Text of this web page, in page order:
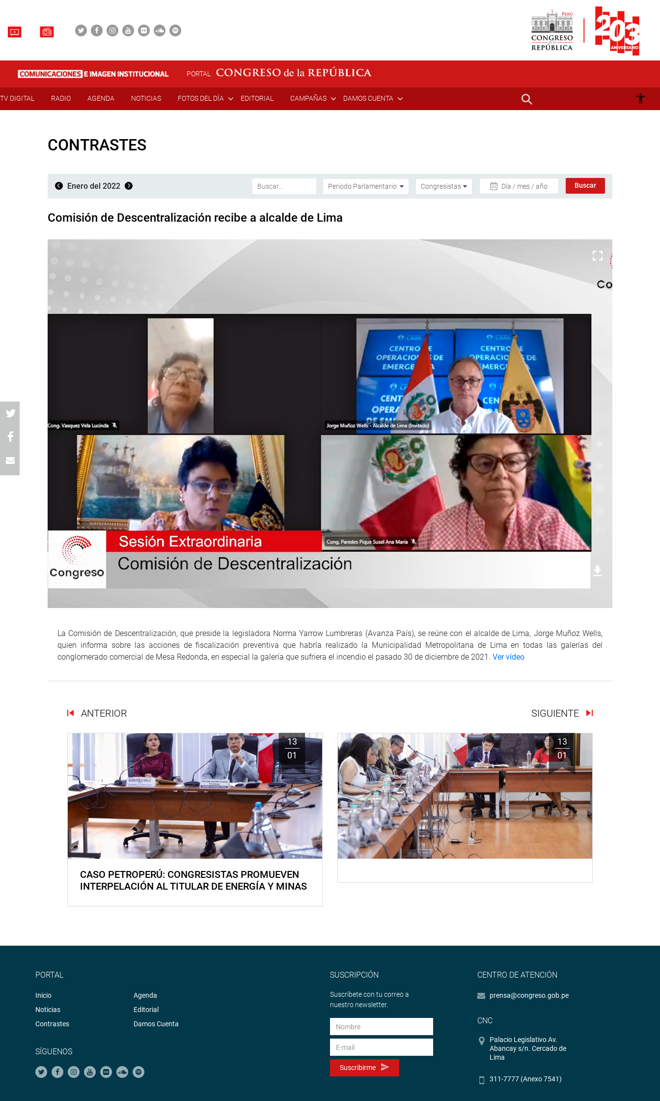
PORTAL
TV DIGITAL RADIO AGENDA NOTICIAS FOTOS DEL DÍA EDITORIAL CAMPAÑAS DAMOS CUENTA
CONTRASTES
Enero del 2022 Día / mes / año
Comisión de Descentralización recibe a alcalde de Lima
La Comisión de Descentralización, que preside la legisladora Norma Yarrow Lumbreras (Avanza País), se reúne con el alcalde de Lima, Jorge Muñoz Wells,
quien informa sobre las acciones de fiscalización preventiva que habría realizado la Municipalidad Metropolitana de Lima en todas las galerías del
conglomerado comercial de Mesa Redonda, en especial la galería que sufriera el incendio el pasado 30 de diciembre de 2021. Ver vídeo
ANTERIOR SIGUIENTE
13
01
CASO PETROPERÚ: CONGRESISTAS PROMUEVEN
INTERPELACIÓN AL TITULAR DE ENERGÍA Y MINAS
13
01
PORTAL
Inicio
Noticias
Contrastes
Agenda
Editorial
Damos Cuenta
SÍGUENOS
SUSCRIPCIÓN
Suscríbete con tu correo a
nuestro newsletter.
Suscribirme
CENTRO DE ATENCIÓN
prensa@congreso.gob.pe
CNC
Palacio Legislativo Av.
Abancay s/n. Cercado de
Lima
311-7777 (Anexo 7541)